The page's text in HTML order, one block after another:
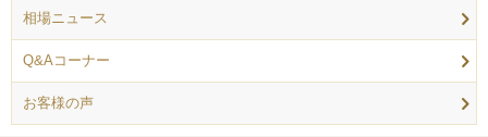
相場ニュース
Q&Aコーナー
お客様の声